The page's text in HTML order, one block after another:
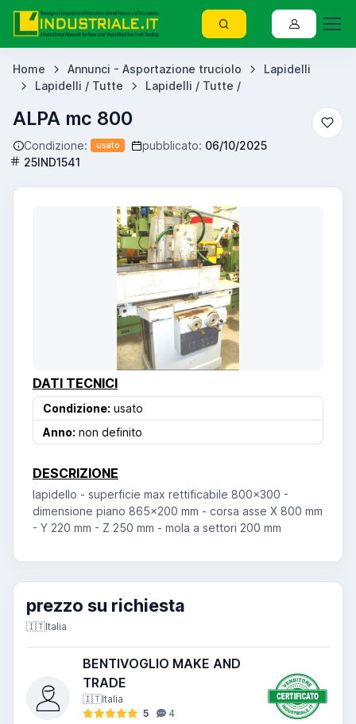
Home Annunci - Asportazione truciolo
Lapidelli
Lapidelli / Tutte
Lapidelli / Tutte /
ALPA mc 800
Condizione: usato pubblicato: 06/10/2025
25IND1541
DATI TECNICI
Condizione: usato
Anno: non definito
DESCRIZIONE
lapidello - superficie max rettificabile 800x300 -
dimensione piano 865x200 mm - corsa asse X 800 mm
- Y 220 mm - Z 250 mm - mola a settori 200 mm
prezzo su richiesta
🇮🇹Italia
BENTIVOGLIO MAKE AND
TRADE
🇮🇹Italia
5
4